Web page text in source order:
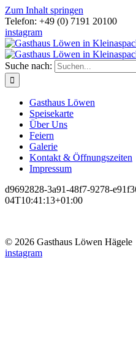
Zum Inhalt springen
Telefon: +49 (0) 7191 20100
instagram
Suche nach:
Gasthaus Löwen
Speisekarte
Über Uns
Feiern
Galerie
Kontakt & Öffnungszeiten
Impressum
d9692828-3a91-48f7-9278-
04T10:41:13+01:00
© 2026 Gasthaus Löwen Hägele
instagram